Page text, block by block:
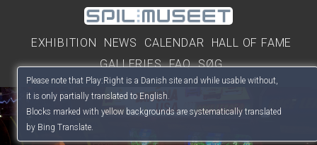
EXHIBITION NEWS CALENDAR
HALL OF FAME
GALLERIES FAQ SØG
Please note that Play:Right is a Danish site and while usable without,
it is only partially translated to English.
Blocks marked with yellow backgrounds are systematically translated
by Bing Translate.